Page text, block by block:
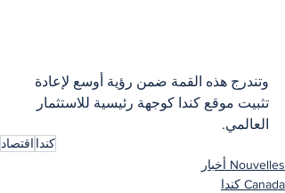
وتندرج هذه القمة ضمن رؤية أوسع لإعادة
تثبيت موقع كندا كوجهة رئيسية للاستثمار
العالمي.
كندا اقتصاد
Nouvelles أخبار
Canada كندا